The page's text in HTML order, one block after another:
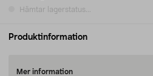
Hämtar lagerstatus...
Produktinformation
Mer information